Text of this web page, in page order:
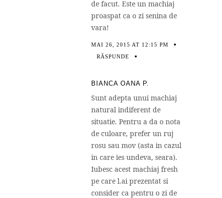
de facut. Este un machiaj
proaspat ca o zi senina de
vara!
MAI 26, 2015 AT 12:15 PM
RĂSPUNDE
BIANCA OANA P.
Sunt adepta unui machiaj
natural indiferent de
situatie. Pentru a da o nota
de culoare, prefer un ruj
rosu sau mov (asta in cazul
in care ies undeva, seara).
Iubesc acest machiaj fresh
pe care l.ai prezentat si
consider ca pentru o zi de